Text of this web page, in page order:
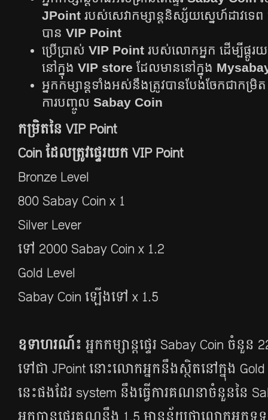
JPoint​ របស់​សេវា​កម្សាន្ត​និស្ស័យ​ស្នេហ៍​ដាវ​ទ
បាន​ VIP Point
ប្រើប្រាស់ VIP Point របស់លោកអ្នក ដើម្បីផ្តូរ
នៅ​ក្នុង​ VIP store ដែល​មាន​នៅ​ក្នុង​
អ្នក​កម្សាន្ត​ទាំង​អស់​នឹង​ត្រូវ​បាន​បែង​ចែក​ជា​កម្រិត​
ការ​បញ្ចូល​ Sabay Coin
កម្រិតនៃ VIP Point
Coin ដែលត្រូវ​ផ្ទេរយក​ VIP Point
Bronze Level ចន្ល
800 Sabay Coin x 1
Silver Lever ចន្ល
ទៅ 2000 Sabay Coin x 1.2
Gold Level ចាប់
Sabay Coin ឡើងទៅ x 1.5
ឧទាហរណ៍​៖ អ្នក​កម្សាន្ត​ផ្ទេរ​ Sabay Coin ចំនួន​
ទៅជា JPoint នោះលោកអ្នកនឹងស្ថិត​នៅ​ក្នុង​​
នេះ​ផង​ដែរ​ system នឹង​ធ្វើការ​គណនា​ចំនួន​នៃ​